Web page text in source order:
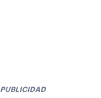
PUBLICIDAD